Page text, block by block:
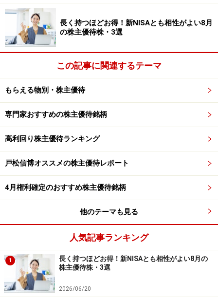
光彩工芸<7878>は、山梨県甲斐市に本社がある総合宝飾
品メーカーです。ジュエリーパーツとジュエリーを創っ
ており、ジュエリーはＯＥＭが主です。
株価 250円
売買単位 1000株
予想PER（連）赤字
PBR（連) 0.76倍
予想配当利回り 1.6％
時価総額 約10億円
優待がもらえる株数：100株以上
1000株以上 3000円相当の株主限定オリジナルジュエリ
ー
長く持つほどお得！新NISAとも相性がよい8月
の株主優待株・3選
この記事に関連するテーマ
もらえる物別・株主優待
専門家おすすめの株主優待銘柄
高利回り株主優待ランキング
戸松信博オススメの株主優待レポート
4月権利確定のおすすめ株主優待銘柄
他のテーマも見る
人気記事ランキング
1
長く持つほどお得！新NISAとも相性がよい8月の
株主優待株・3選
2026/06/20